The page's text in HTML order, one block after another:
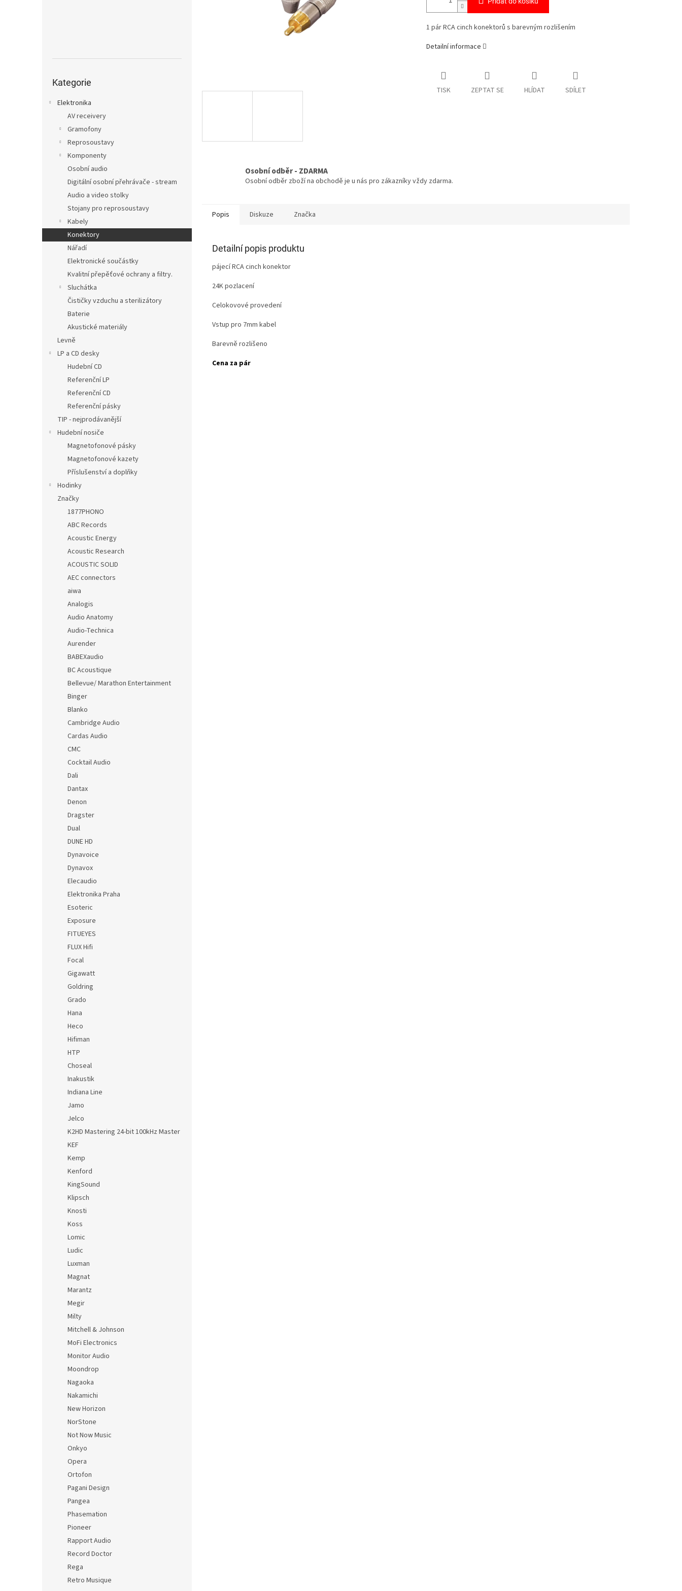
kategorie
Kategorie
Elektronika
AV receivery
Gramofony
Reprosoustavy
Komponenty
Osobní audio
Digitální osobní přehrávače - stream
Audio a video stolky
Stojany pro reprosoustavy
Kabely
Konektory
Nářadí
Elektronické součástky
Kvalitní přepěťové ochrany a filtry.
Sluchátka
Čističky vzduchu a sterilizátory
Baterie
Akustické materiály
Levně
LP a CD desky
Hudební CD
Referenční LP
Referenční CD
Referenční pásky
TIP - nejprodávanější
Hudební nosiče
Magnetofonové pásky
Magnetofonové kazety
Příslušenství a doplňky
Hodinky
Značky
1877PHONO
ABC Records
Acoustic Energy
Acoustic Research
ACOUSTIC SOLID
AEC connectors
aiwa
Analogis
Audio Anatomy
Audio-Technica
Aurender
BABEXaudio
BC Acoustique
Bellevue/ Marathon Entertainment
Binger
Blanko
Cambridge Audio
Cardas Audio
CMC
Cocktail Audio
Dali
Dantax
Denon
Dragster
Dual
DUNE HD
Dynavoice
Dynavox
Elecaudio
Elektronika Praha
Esoteric
Exposure
FITUEYES
FLUX Hifi
Focal
Gigawatt
Goldring
Grado
Hana
Heco
Hifiman
HTP
Choseal
Inakustik
Indiana Line
Jamo
Jelco
K2HD Mastering 24-bit 100kHz Master
KEF
Kemp
Kenford
KingSound
Klipsch
Knosti
Koss
Lomic
Ludic
Luxman
Magnat
Marantz
Megir
Milty
Mitchell & Johnson
MoFi Electronics
Monitor Audio
Moondrop
Nagaoka
Nakamichi
New Horizon
NorStone
Not Now Music
Onkyo
Opera
Ortofon
Pagani Design
Pangea
Phasemation
Pioneer
Rapport Audio
Record Doctor
Rega
Retro Musique
1 pár RCA cinch konektorů s barevným rozlišením
Detailní informace
TISK ZEPTAT SE HLÍDAT SDÍLET
Osobní odběr - ZDARMA
Osobní odběr zboží na obchodě je u nás pro zákazníky vždy zdarma.
Popis Diskuze Značka
Detailní popis produktu
pájecí RCA cinch konektor
24K pozlacení
Celokovové provedení
Vstup pro 7mm kabel
Barevně rozlišeno
Cena za pár